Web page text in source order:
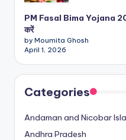
PM Fasal Bima Yojana
करें
by Moumita Ghosh
April 1, 2026
Categories
Andaman and Nicobar
Andhra Pradesh